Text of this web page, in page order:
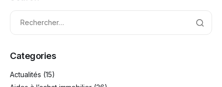
Categories
Actualités (15)